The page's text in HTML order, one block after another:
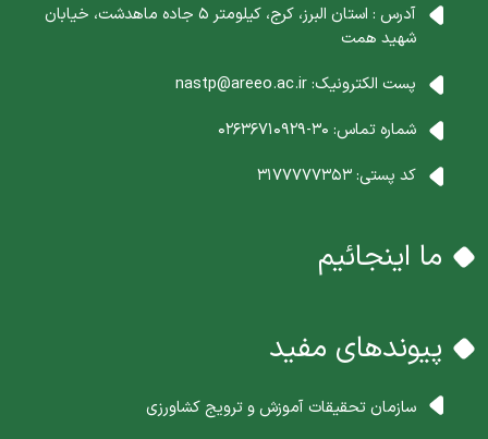
آدرس : استان البرز، کرج، کیلومتر 5 جاده ماهدشت، خیابان
شهید همت
پست الکترونیک:nastp@areeo.ac.ir
شماره تماس: 30-02636710929
کد پستی:3177777353
ما اینجائیم
پیوندهای مفید
سازمان تحقیقات آموزش و ترویج کشاورزی